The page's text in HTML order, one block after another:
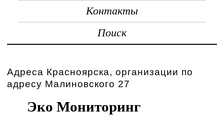
Контакты
Поиск
Адреса Красноярска, организации по
адресу Малиновского 27
Эко Мониторинг